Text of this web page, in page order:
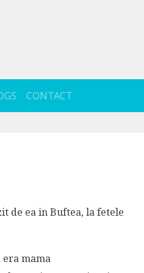
CONTACT
de ea in Buftea, la fetele
era mama